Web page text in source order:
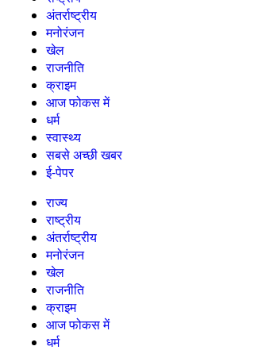
अंतर्राष्ट्रीय
मनोरंजन
खेल
राजनीति
क्राइम
आज फोकस में
धर्म
स्वास्थ्य
सबसे अच्छी खबर
ई-पेपर
राज्य
राष्ट्रीय
अंतर्राष्ट्रीय
मनोरंजन
खेल
राजनीति
क्राइम
आज फोकस में
धर्म